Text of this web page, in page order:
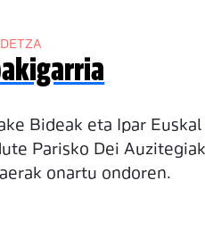
Bideak eta Ipar
Parisko Dei
onartu ondoren.